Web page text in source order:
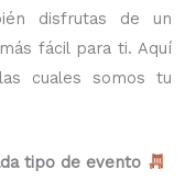
disfrutas de un
fácil para ti. Aquí
cuales somos tu
tipo de evento